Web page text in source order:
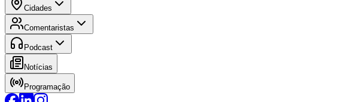
Cidades
Comentaristas
Podcast
Notícias
Programação